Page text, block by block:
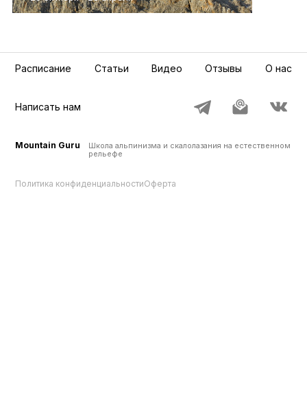
Расписание Статьи Видео Отзывы О нас
Написать нам
Mountain Guru
Школа альпинизма и скалолазания на естественном
рельефе
Политика конфиденциальностиОферта